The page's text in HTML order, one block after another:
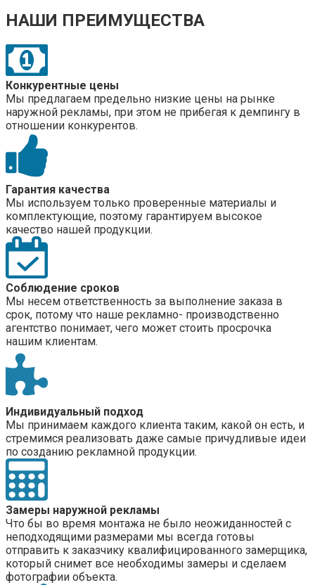
НАШИ ПРЕИМУЩЕСТВА
Конкурентные цены
Мы предлагаем предельно низкие цены на рынке
наружной рекламы, при этом не прибегая к демпингу в
отношении конкурентов.
Гарантия качества
Мы используем только проверенные материалы и
комплектующие, поэтому гарантируем высокое
качество нашей продукции.
Соблюдение сроков
Мы несем ответственность за выполнение заказа в
срок, потому что наше рекламно- производственно
агентство понимает, чего может стоить просрочка
нашим клиентам.
Индивидуальный подход
Мы принимаем каждого клиента таким, какой он есть, и
стремимся реализовать даже самые причудливые идеи
по созданию рекламной продукции.
Замеры наружной рекламы
Что бы во время монтажа не было неожиданностей с
неподходящими размерами мы всегда готовы
отправить к заказчику квалифицированного замерщика,
который снимет все необходимы замеры и сделаем
фотографии объекта.